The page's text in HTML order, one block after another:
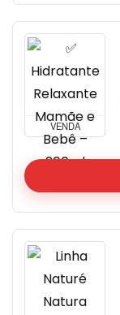
VENDA